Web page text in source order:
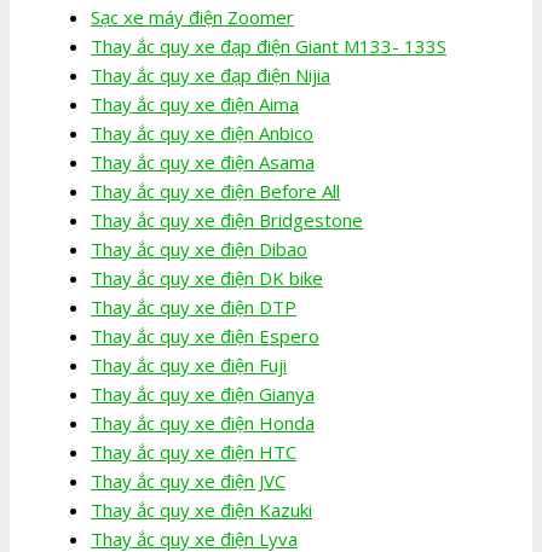
Sạc xe máy điện Zoomer
Thay ắc quy xe đạp điện Giant M133- 133S
Thay ắc quy xe đạp điện Nijia
Thay ắc quy xe điện Aima
Thay ắc quy xe điện Anbico
Thay ắc quy xe điện Asama
Thay ắc quy xe điện Before All
Thay ắc quy xe điện Bridgestone
Thay ắc quy xe điện Dibao
Thay ắc quy xe điện DK bike
Thay ắc quy xe điện DTP
Thay ắc quy xe điện Espero
Thay ắc quy xe điện Fuji
Thay ắc quy xe điện Gianya
Thay ắc quy xe điện Honda
Thay ắc quy xe điện HTC
Thay ắc quy xe điện JVC
Thay ắc quy xe điện Kazuki
Thay ắc quy xe điện Lyva